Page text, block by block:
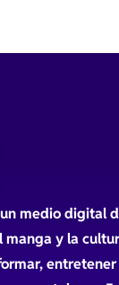
medio digital
manga y la